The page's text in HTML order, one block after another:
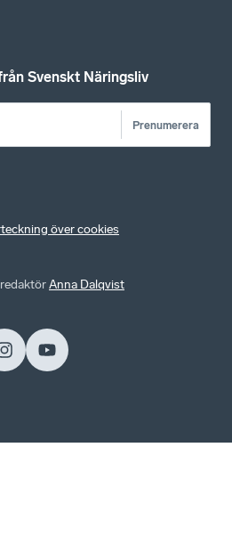
Svenskt Näringsliv
Prenumerera
över cookies
Anna Dalqvist